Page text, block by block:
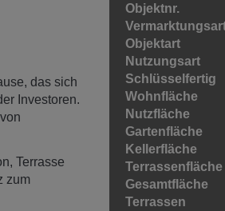
das sich
Investoren.
Terrasse
zum
Objektnr.
Objektart
Nutzungsart
Schlüsselfertig
Wohnfläche
Nutzfläche
Gartenfläche
Kellerfläche
Terrassenfläche
Gesamtfläche
Terrassen